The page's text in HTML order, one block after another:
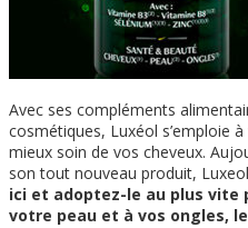
Avec ses compléments
cosmétiques, Luxéol s’emploie
mieux soin de vos cheveux.
son tout nouveau produit,
ici et adoptez-le au plus vite
votre peau et à vos ongles,